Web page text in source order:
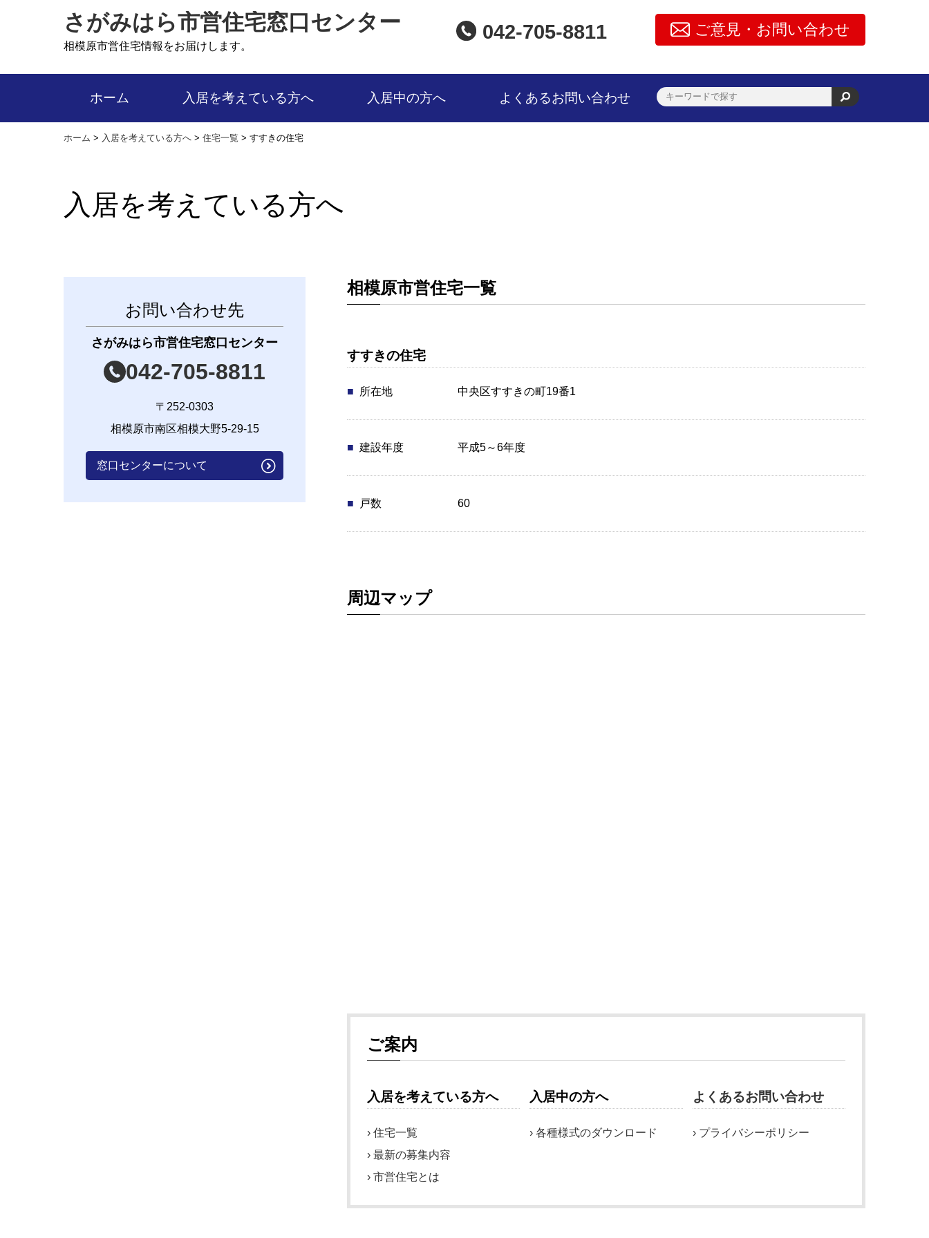
さがみはら市営住宅窓口センター
相模原市営住宅情報をお届けします。
042-705-8811 ご意見・お問い合わせ
ホーム 入居を考えている方へ 入居中の方へ よくあるお問い合わせ
ホーム > 入居を考えている方へ > 住宅一覧 > すすきの住宅
入居を考えている方へ
相模原市営住宅一覧
すすきの住宅
所在地 中央区すすきの町19番1
建設年度 平成5～6年度
戸数 60
周辺マップ
ご案内
入居を考えている方へ
住宅一覧
最新の募集内容
市営住宅とは
入居中の方へ
各種様式のダウンロード
よくあるお問い合わせ
プライバシーポリシー
お問い合わせ先
さがみはら市営住宅窓口センター
042-705-8811
〒252-0303
相模原市南区相模大野5-29-15
窓口センターについて